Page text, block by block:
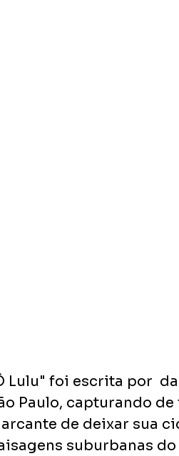
Lulu" foi escrita por
Paulo, capturando
de deixar sua
suburbanas